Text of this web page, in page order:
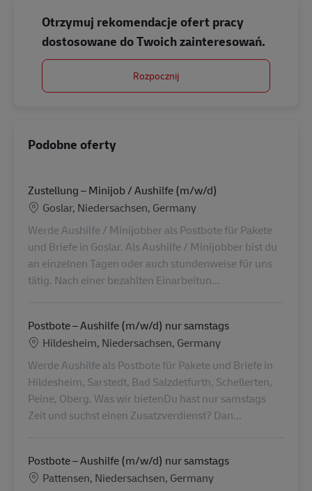
Otrzymuj rekomendacje ofert pracy
dostosowane do Twoich zainteresowań.
Rozpocznij
Podobne oferty
Zustellung – Minijob / Aushilfe (m/w/d)
Lokalizacja
Goslar, Niedersachsen, Germany
Werde Aushilfe / Minijobber als Postbote für Pakete
und Briefe in Goslar. Als Aushilfe / Minijobber bist du
an einzelnen Tagen oder auch stundenweise für uns
tätig. Nach einer bezahlten Einarbeitun...
Postbote – Aushilfe (m/w/d) nur samstags
Lokalizacja
Hildesheim, Niedersachsen, Germany
Werde Aushilfe als Postbote für Pakete und Briefe in
Hildesheim, Sarstedt, Bad Salzdetfurth, Schellerten,
Peine, Oberg. Was wir bietenDu hast nur samstags
Zeit und suchst einen Zusatzverdienst? Dan...
Postbote – Aushilfe (m/w/d) nur samstags
Lokalizacja
Pattensen, Niedersachsen, Germany